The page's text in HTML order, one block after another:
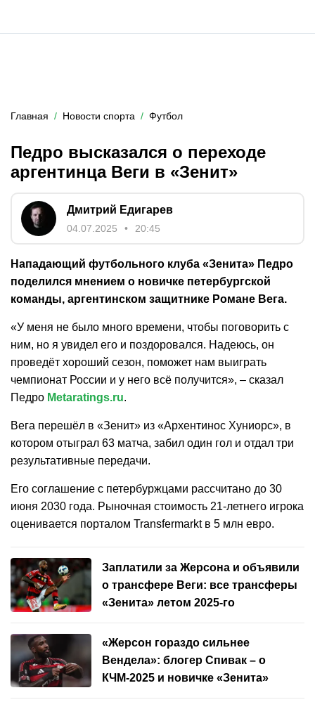
Главная Новости спорта Футбол
Педро высказался о переходе
аргентинца Веги в «Зенит»
Дмитрий Едигарев
04.07.2025 20:45
Нападающий футбольного клуба «Зенита» Педро
поделился мнением о новичке петербургской
команды, аргентинском защитнике Романе Вега.
«У меня не было много времени, чтобы поговорить с
ним, но я увидел его и поздоровался. Надеюсь, он
проведёт хороший сезон, поможет нам выиграть
чемпионат России и у него всё получится», – сказал
Педро Metaratings.ru.
Вега перешёл в «Зенит» из «Архентинос Хуниорс», в
котором отыграл 63 матча, забил один гол и отдал три
результативные передачи.
Его соглашение с петербуржцами рассчитано до 30
июня 2030 года. Рыночная стоимость 21-летнего игрока
оценивается порталом Transfermarkt в 5 млн евро.
Заплатили за Жерсона и объявили
о трансфере Веги: все трансферы
«Зенита» летом 2025-го
«Жерсон гораздо сильнее
Вендела»: блогер Спивак – о
КЧМ-2025 и новичке «Зенита»